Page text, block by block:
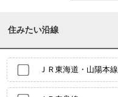
住みたい沿線
ＪＲ東海道・山陽本線